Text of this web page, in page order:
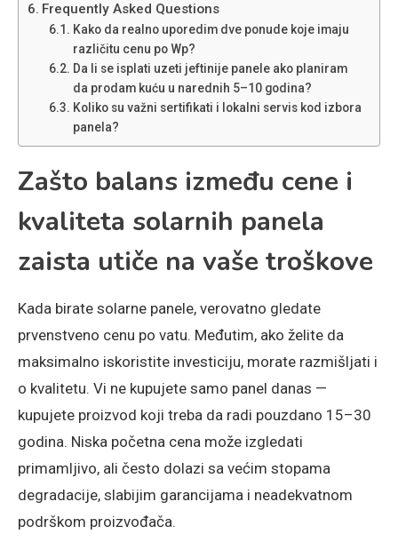
Frequently Asked Questions
Kako da realno uporedim dve ponude koje imaju
različitu cenu po Wp?
Da li se isplati uzeti jeftinije panele ako planiram
da prodam kuću u narednih 5–10 godina?
Koliko su važni sertifikati i lokalni servis kod izbora
panela?
Zašto balans između cene i
kvaliteta solarnih panela
zaista utiče na vaše troškove
Kada birate solarne panele, verovatno gledate
prvenstveno cenu po vatu. Međutim, ako želite da
maksimalno iskoristite investiciju, morate razmišljati i
o kvalitetu. Vi ne kupujete samo panel danas —
kupujete proizvod koji treba da radi pouzdano 15–30
godina. Niska početna cena može izgledati
primamljivo, ali često dolazi sa većim stopama
degradacije, slabijim garancijama i neadekvatnom
podrškom proizvođača.